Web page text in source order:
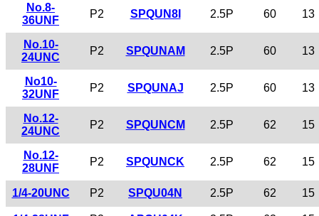
No.8-
36UNF
P2 SPQUN8I 2.5P 60 13
No.10-
24UNC
P2 SPQUNAM 2.5P 60 13
No10-
32UNF
P2 SPQUNAJ 2.5P 60 13
No.12-
24UNC
P2 SPQUNCM 2.5P 62 15
No.12-
28UNF
P2 SPQUNCK 2.5P 62 15
1/4-20UNC P2 SPQU04N 2.5P 62 15